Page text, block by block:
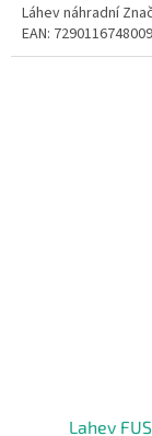
Láhev náhradní
EAN: 7290116748009
Lahev